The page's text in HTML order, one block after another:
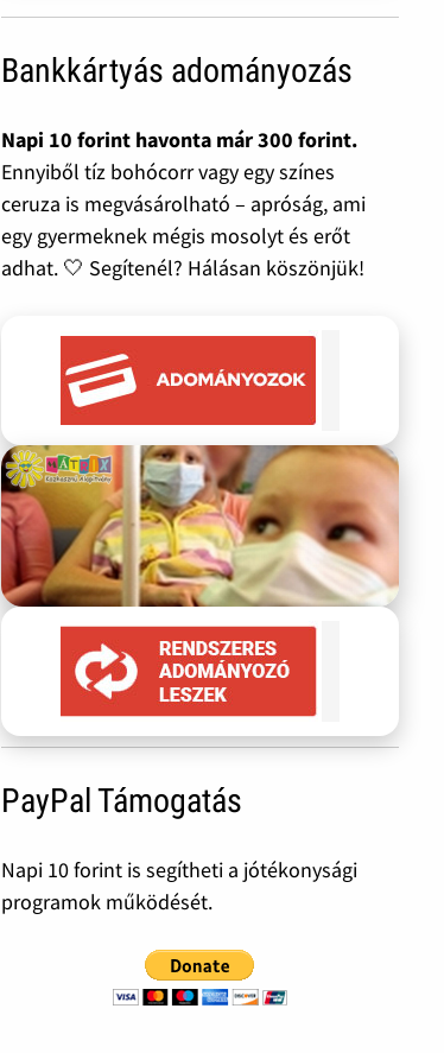
Bankkártyás adományozás
Napi 10 forint havonta már 300 forint.
Ennyiből tíz bohócorr vagy egy színes
ceruza is megvásárolható – apróság, ami
egy gyermeknek mégis mosolyt és erőt
adhat. 🤍 Segítenél? Hálásan köszönjük!
PayPal Támogatás
Napi 10 forint is segítheti a jótékonysági
programok működését.